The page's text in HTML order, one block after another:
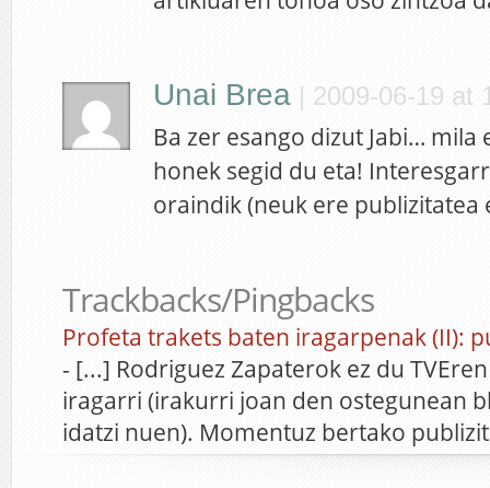
Unai Brea | 2009-06-19 at
Ba zer esango dizut Jabi… mila
honek segid du eta!
oraindik (neuk ere publizitatea
Trackbacks/Pingbacks
Profeta trakets baten iragarpenak (II):
- [...] Rodriguez Zapaterok ez du
iragarri (irakurri joan den ostegunean
idatzi nuen). Momentuz bertako